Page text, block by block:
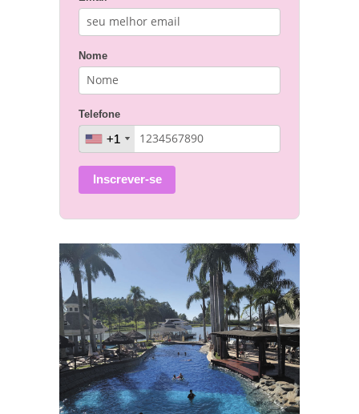
Nome
Telefone
+1
+1
Inscrever-se